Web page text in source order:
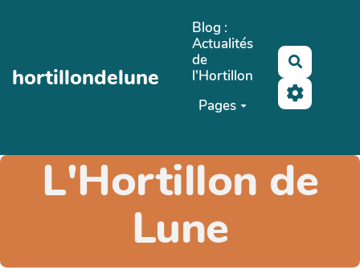
hortillondelune
Blog :
Actualités
de
l'Hortillon
Pages
L'Hortillon de
Lune